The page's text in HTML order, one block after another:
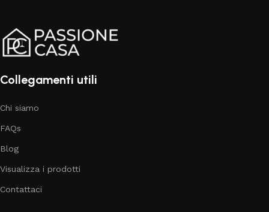
Collegamenti utili
Chi siamo
FAQs
Blog
Visualizza i prodotti
Contattaci